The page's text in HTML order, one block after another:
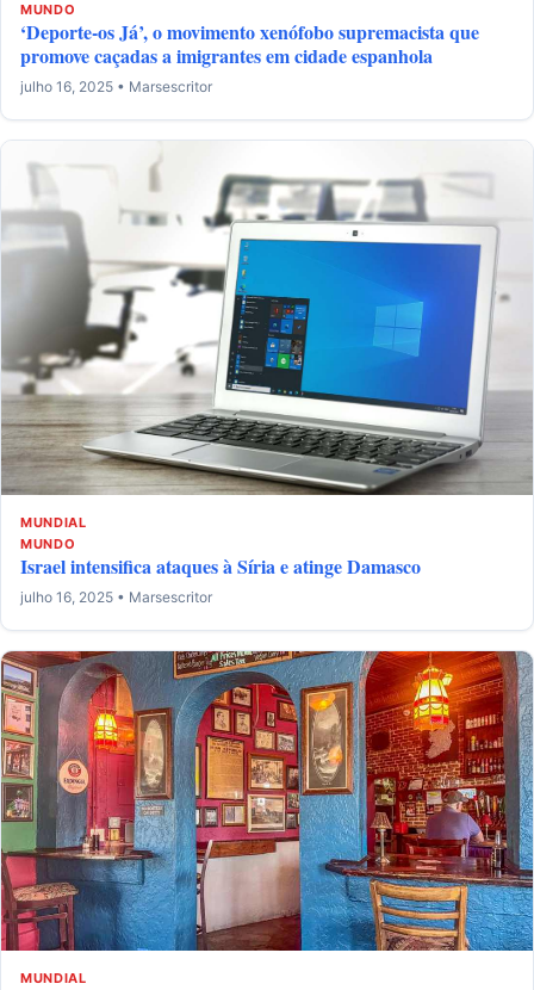
MUNDO
‘Deporte-os Já’, o movimento xenófobo supremacista que
promove caçadas a imigrantes em cidade espanhola
julho 16, 2025 • Marsescritor
MUNDIAL
MUNDO
Israel intensifica ataques à Síria e atinge Damasco
julho 16, 2025 • Marsescritor
MUNDIAL